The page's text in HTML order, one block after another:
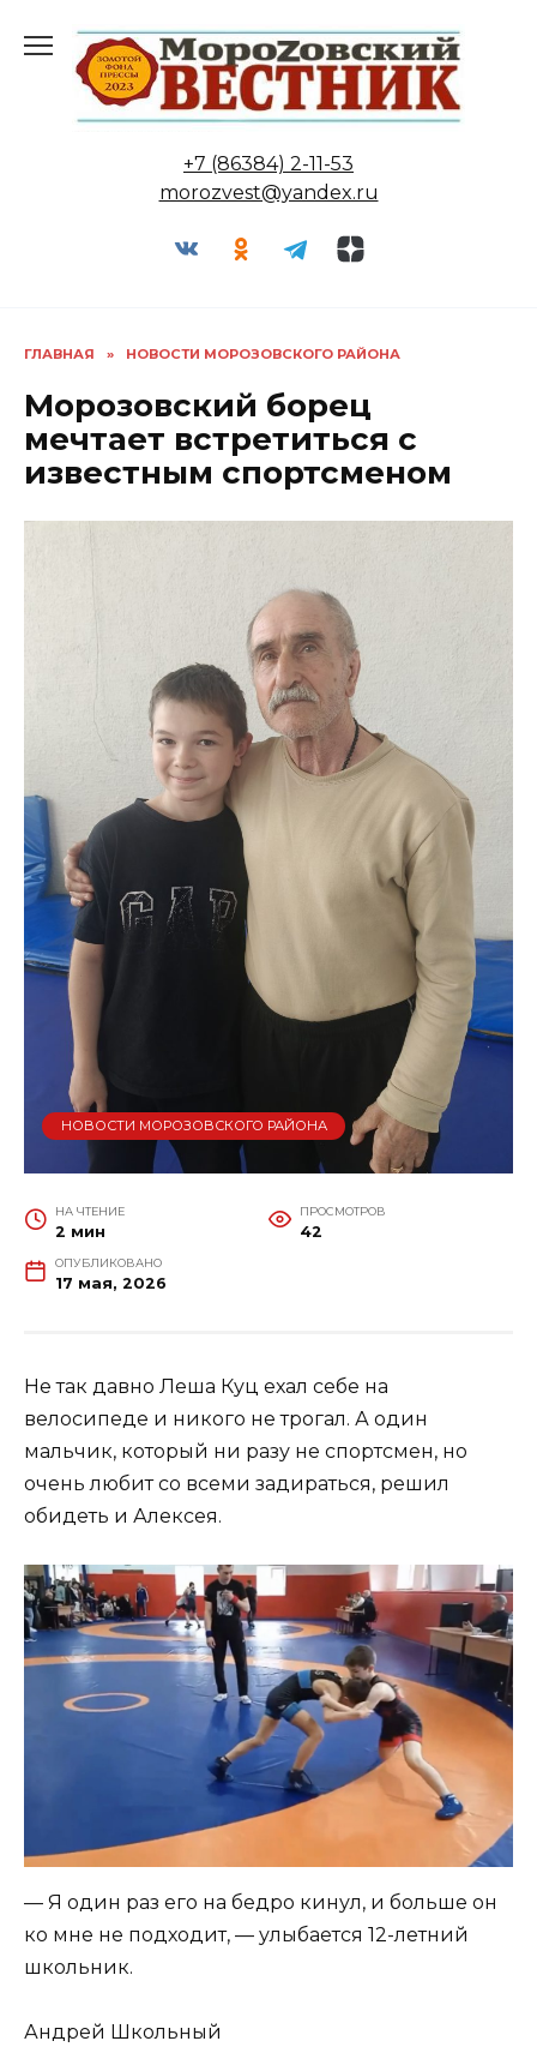
содержанию
+7 (86384) 2-11-53
morozvest@yandex.ru
ГЛАВНАЯ » НОВОСТИ МОРОЗОВСКОГО РАЙОНА
Морозовский борец
мечтает встретиться с
известным спортсменом
НОВОСТИ МОРОЗОВСКОГО РАЙОНА
НА ЧТЕНИЕ
2 мин
ПРОСМОТРОВ
42
ОПУБЛИКОВАНО
17 мая, 2026
Не так давно Леша Куц ехал себе на
велосипеде и никого не трогал. А один
мальчик, который ни разу не спортсмен, но
очень любит со всеми задираться, решил
обидеть и Алексея.
— Я один раз его на бедро кинул, и больше он
ко мне не подходит, — улыбается 12-летний
школьник.
Андрей Школьный